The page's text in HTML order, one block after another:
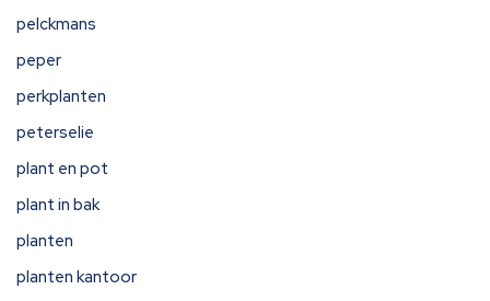
pelckmans
peper
perkplanten
peterselie
plant en pot
plant in bak
planten
planten kantoor